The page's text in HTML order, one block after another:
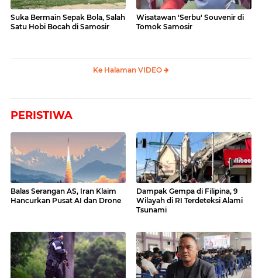
Suka Bermain Sepak Bola, Salah
Satu Hobi Bocah di Samosir
Wisatawan 'Serbu' Souvenir di
Tomok Samosir
Ke Halaman VIDEO
PERISTIWA
Balas Serangan AS, Iran Klaim
Hancurkan Pusat AI dan Drone
Dampak Gempa di Filipina, 9
Wilayah di RI Terdeteksi Alami
Tsunami